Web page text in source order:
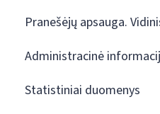
Pranešėjų apsauga.
Administracinė
Statistiniai duomenys